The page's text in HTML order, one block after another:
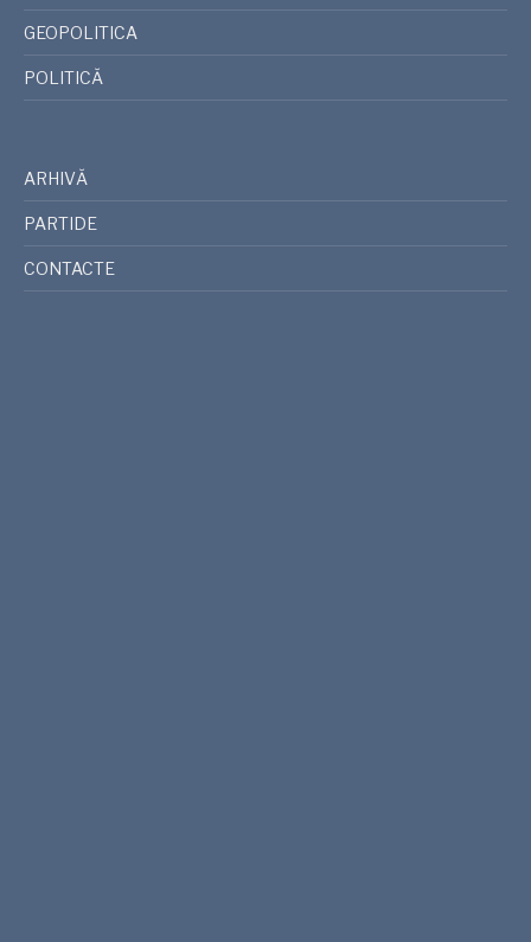
GEOPOLITICA
POLITICĂ
ARHIVĂ
PARTIDE
CONTACTE